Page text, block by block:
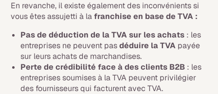
En revanche, il existe également des inconvénients si
vous êtes assujetti à lafranchise en base de TVA :
Pas de déduction de la TVA sur les achats : les
entreprises ne peuvent pasdéduire la TVA payée
sur leurs achats de marchandises.
Perte de crédibilité face à des clients B2B : les
entreprises soumises à la TVA peuvent privilégier
des fournisseurs qui facturent avec TVA.